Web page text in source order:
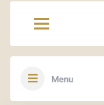
Menu